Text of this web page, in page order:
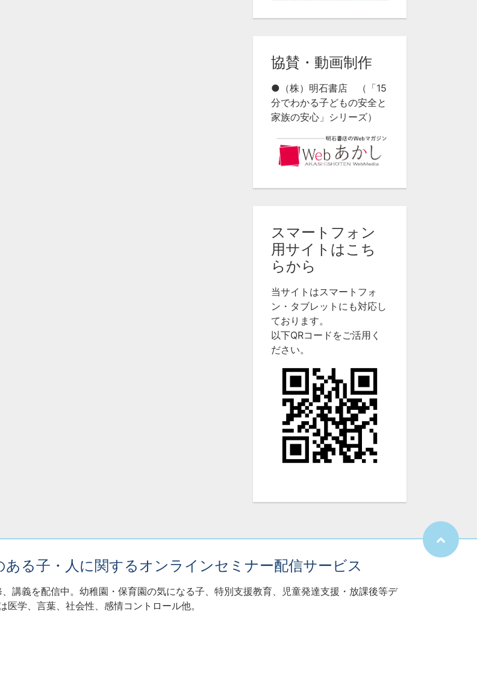
協賛・動画制作
●（株）明石書店 （「15
分でわかる子どもの安全と
家族の安心」シリーズ）
スマートフォン
用サイトはこち
らから
当サイトはスマートフォ
ン・タブレットにも対応し
ております。
以下QRコードをご活用く
ださい。
る子・人に関するオンラインセミナー配信サービス
講義を配信中。幼稚園・保育園の気になる子、特別支援教育、児童発達支援・放課後等デ
学、言葉、社会性、感情コントロール他。